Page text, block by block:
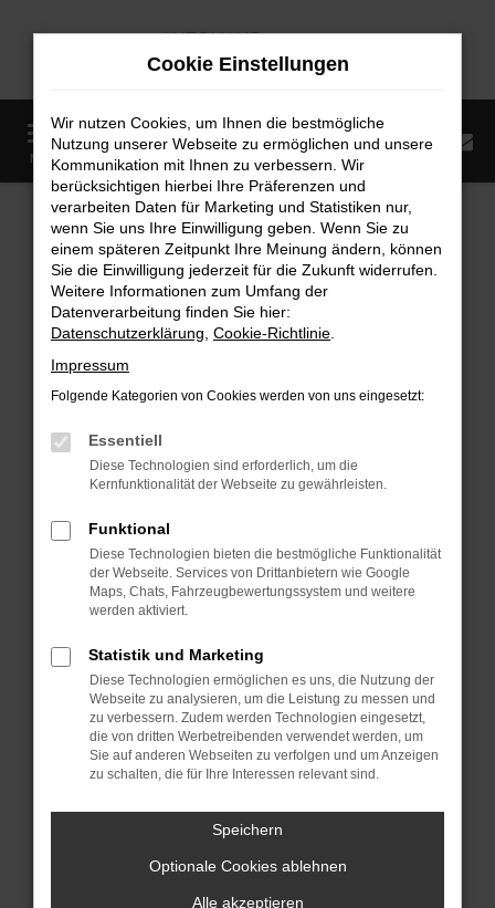
Zum
MENÜ
Startseite Fahrzeugangebote Fahrzeugmarkt
Fahrzeugmarkt
Fehler: Network Error
Beim Laden ist ein Fehler aufgetreten.
Hier sind ein paar Tipps, die dir helfen können:
Überprüfe deine Firewall und deine
Internetverbindung.
deine Suchmaschine?
Prüfe deine Browsererweiterungen.
Manche Erweiterungen, wie Werbeblocker,
können das Laden bestimmter Seiten
anderen Browser oder in einem privaten
Fenster?
Starte dein Gerät neu.
Das kann manchmal helfen,
vorübergehende Probleme zu beheben.
Stelle sicher, dass dein Browser und dein
Betriebssystem auf dem neuesten Stand
Veraltete Software birgt nicht nur ein
Cookie Einstellungen
Wir nutzen Cookies, um Ihnen die bestmögliche
Nutzung unserer Webseite zu ermöglichen und unsere
Kommunikation mit Ihnen zu verbessern. Wir
berücksichtigen hierbei Ihre Präferenzen und
verarbeiten Daten für Marketing und Statistiken nur,
wenn Sie uns Ihre Einwilligung geben. Wenn Sie zu
einem späteren Zeitpunkt Ihre Meinung ändern, können
Sie die Einwilligung jederzeit für die Zukunft widerrufen.
Weitere Informationen zum Umfang der
Datenverarbeitung finden Sie hier:
Datenschutzerklärung Cookie-Richtlinie
Impressum
Folgende Kategorien von Cookies werden von uns eingesetzt:
Essentiell
Diese Technologien sind erforderlich, um die
Kernfunktionalität der Webseite zu gewährleisten.
Funktional
Diese Technologien bieten die bestmögliche Funktionalität
der Webseite. Services von Drittanbietern wie Google
Maps, Chats, Fahrzeugbewertungssystem und weitere
werden aktiviert.
Statistik und Marketing
Diese Technologien ermöglichen es uns, die Nutzung der
Webseite zu analysieren, um die Leistung zu messen und
zu verbessern. Zudem werden Technologien eingesetzt,
die von dritten Werbetreibenden verwendet werden, um
Sie auf anderen Webseiten zu verfolgen und um Anzeigen
zu schalten, die für Ihre Interessen relevant sind.
Speichern
Optionale Cookies ablehnen
Alle akzeptieren